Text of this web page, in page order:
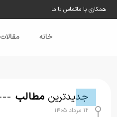
همکاری با ماتماس با ما
خانه مقالات
جدیدترین مطالب
۱۲ مرداد ۱۴۰۵